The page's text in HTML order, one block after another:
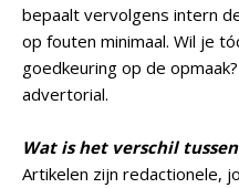
bepaalt vervolgens intern
op fouten minimaal. Wil je
goedkeuring op de
advertorial.
Wat is het verschil
Artikelen zijn redactionele,